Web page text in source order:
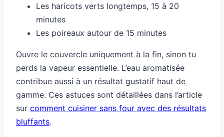
Les haricots verts longtemps, 15 à 20
minutes
Les poireaux autour de 15 minutes
Ouvre le couvercle uniquement à la fin, sinon tu
perds la vapeur essentielle. L’eau aromatisée
contribue aussi à un résultat gustatif haut de
gamme. Ces astuces sont détaillées dans l’article
sur comment cuisiner sans four avec des résultats
bluffants.